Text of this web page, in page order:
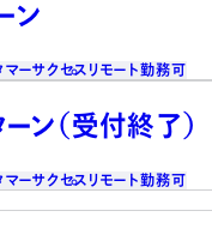
ン
マーサクセス リモート勤務可
ン（受付終了）
マーサクセス リモート勤務可